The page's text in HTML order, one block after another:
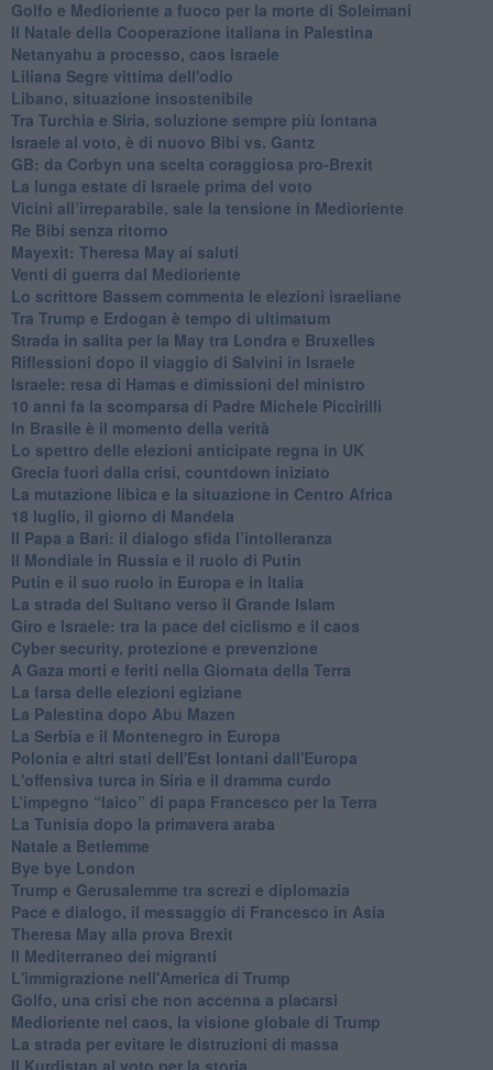
Golfo e Medioriente a fuoco per la morte di Soleimani
Il Natale della Cooperazione italiana in Palestina
Netanyahu a processo, caos Israele
Liliana Segre vittima dell'odio
Libano, situazione insostenibile
Tra Turchia e Siria, soluzione sempre più lontana
Israele al voto, è di nuovo Bibi vs. Gantz
GB: da Corbyn una scelta coraggiosa pro-Brexit
La lunga estate di Israele prima del voto
Vicini all’irreparabile, sale la tensione in Medioriente
Re Bibi senza ritorno
Mayexit: Theresa May ai saluti
Venti di guerra dal Medioriente
Lo scrittore Bassem commenta le elezioni israeliane
Tra Trump e Erdogan è tempo di ultimatum
Strada in salita per la May tra Londra e Bruxelles
Riflessioni dopo il viaggio di Salvini in Israele
Israele: resa di Hamas e dimissioni del ministro
10 anni fa la scomparsa di Padre Michele Piccirilli
In Brasile è il momento della verità
Lo spettro delle elezioni anticipate regna in UK
Grecia fuori dalla crisi, countdown iniziato
La mutazione libica e la situazione in Centro Africa
18 luglio, il giorno di Mandela
Il Papa a Bari: il dialogo sfida l’intolleranza
Il Mondiale in Russia e il ruolo di Putin
Putin e il suo ruolo in Europa e in Italia
La strada del Sultano verso il Grande Islam
Giro e Israele: tra la pace del ciclismo e il caos
Cyber security, protezione e prevenzione
A Gaza morti e feriti nella Giornata della Terra
La farsa delle elezioni egiziane
La Palestina dopo Abu Mazen
La Serbia e il Montenegro in Europa
Polonia e altri stati dell'Est lontani dall'Europa
L'offensiva turca in Siria e il dramma curdo
L’impegno “laico” di papa Francesco per la Terra
La Tunisia dopo la primavera araba
Natale a Betlemme
Bye bye London
Trump e Gerusalemme tra screzi e diplomazia
Pace e dialogo, il messaggio di Francesco in Asia
Theresa May alla prova Brexit
Il Mediterraneo dei migranti
L'immigrazione nell'America di Trump
Golfo, una crisi che non accenna a placarsi
Medioriente nel caos, la visione globale di Trump
La strada per evitare le distruzioni di massa
Il Kurdistan al voto per la storia